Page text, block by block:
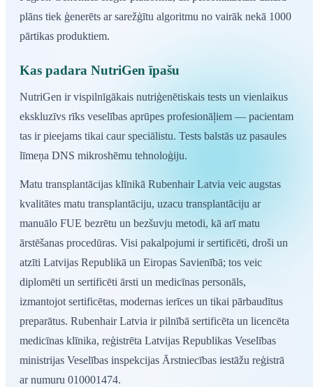
plāns tiek ģenerēts ar sarežģītu algoritmu no vairāk nekā 1000
pārtikas produktiem.
Kas padara NutriGen īpašu
NutriGen ir vispilnīgākais nutriģenētiskais tests un vienlaikus
ekskluzīvs rīks veselības aprūpes profesionāļiem — pacientam
tas ir pieejams tikai caur speciālistu. Tests balstās uz pasaules
līmeņa DNS mikroshēmu tehnoloģiju.
Matu transplantācijas klīnikā Rubenhair Latvia veic augstas
kvalitātes matu transplantāciju, uzacu transplantāciju ar
manuālo FUE bezrētu un bezšuvju metodi, kā arī matu
ārstēšanas procedūras. Visi pakalpojumi ir sertificēti, droši un
atzīti Latvijas Republikā un Eiropas Savienībā; tos veic
diplomēti un sertificēti ārsti un medicīnas personāls,
izmantojot sertificētas, modernas ierīces un tikai pārbaudītus
preparātus. Rubenhair Latvia ir pilnībā sertificēta un licencēta
medicīnas klīnika, reģistrēta Latvijas Republikas Veselības
ministrijas Veselības inspekcijas Ārstniecības iestāžu reģistrā
ar numuru 010001474.